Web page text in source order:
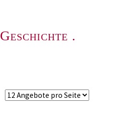
Geschichte .